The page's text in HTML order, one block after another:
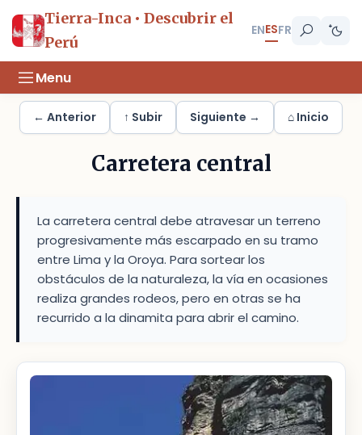
Tierra-Inca • Descubrir el
Perú
ENESFR
Menu
← Anterior ↑ Subir Siguiente → ⌂ Inicio
Carretera central
La carretera central debe atravesar un terreno
progresivamente más escarpado en su tramo
entre Lima y la Oroya. Para sortear los
obstáculos de la naturaleza, la vía en ocasiones
realiza grandes rodeos, pero en otras se ha
recurrido a la dinamita para abrir el camino.